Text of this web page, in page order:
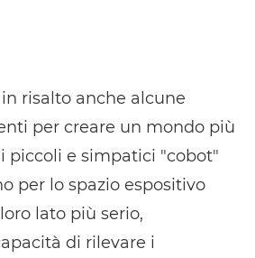
risalto anche alcune
per creare un mondo più
piccoli e simpatici "cobot"
per lo spazio espositivo
lato più serio,
di rilevare i